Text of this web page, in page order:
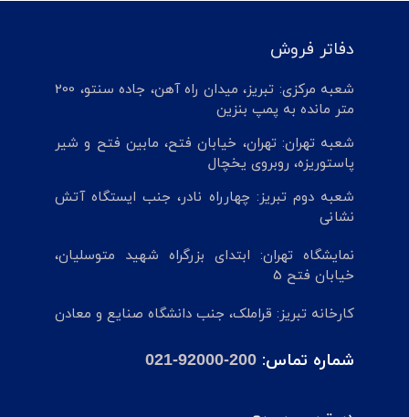
دفاتر فروش
شعبه مرکزی: تبریز، میدان راه آهن، جاده سنتو، 200
متر مانده به پمپ بنزین
شعبه تهران: تهران، خیابان فتح، مابین فتح و شیر
پاستوریزه، روبروی یخچال
شعبه دوم تبریز: چهارراه نادر، جنب ایستگاه آتش
نشانی
نمایشگاه تهران: ابتدای بزرگراه شهید متوسلیان،
خیابان فتح 5
کارخانه تبریز: قراملک، جنب دانشگاه صنایع و معادن
شماره تماس: 021-92000-200